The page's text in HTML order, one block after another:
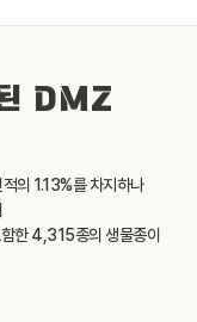
DMZ
의 1.13%를 차지하나
한 4,315종의 생물종이